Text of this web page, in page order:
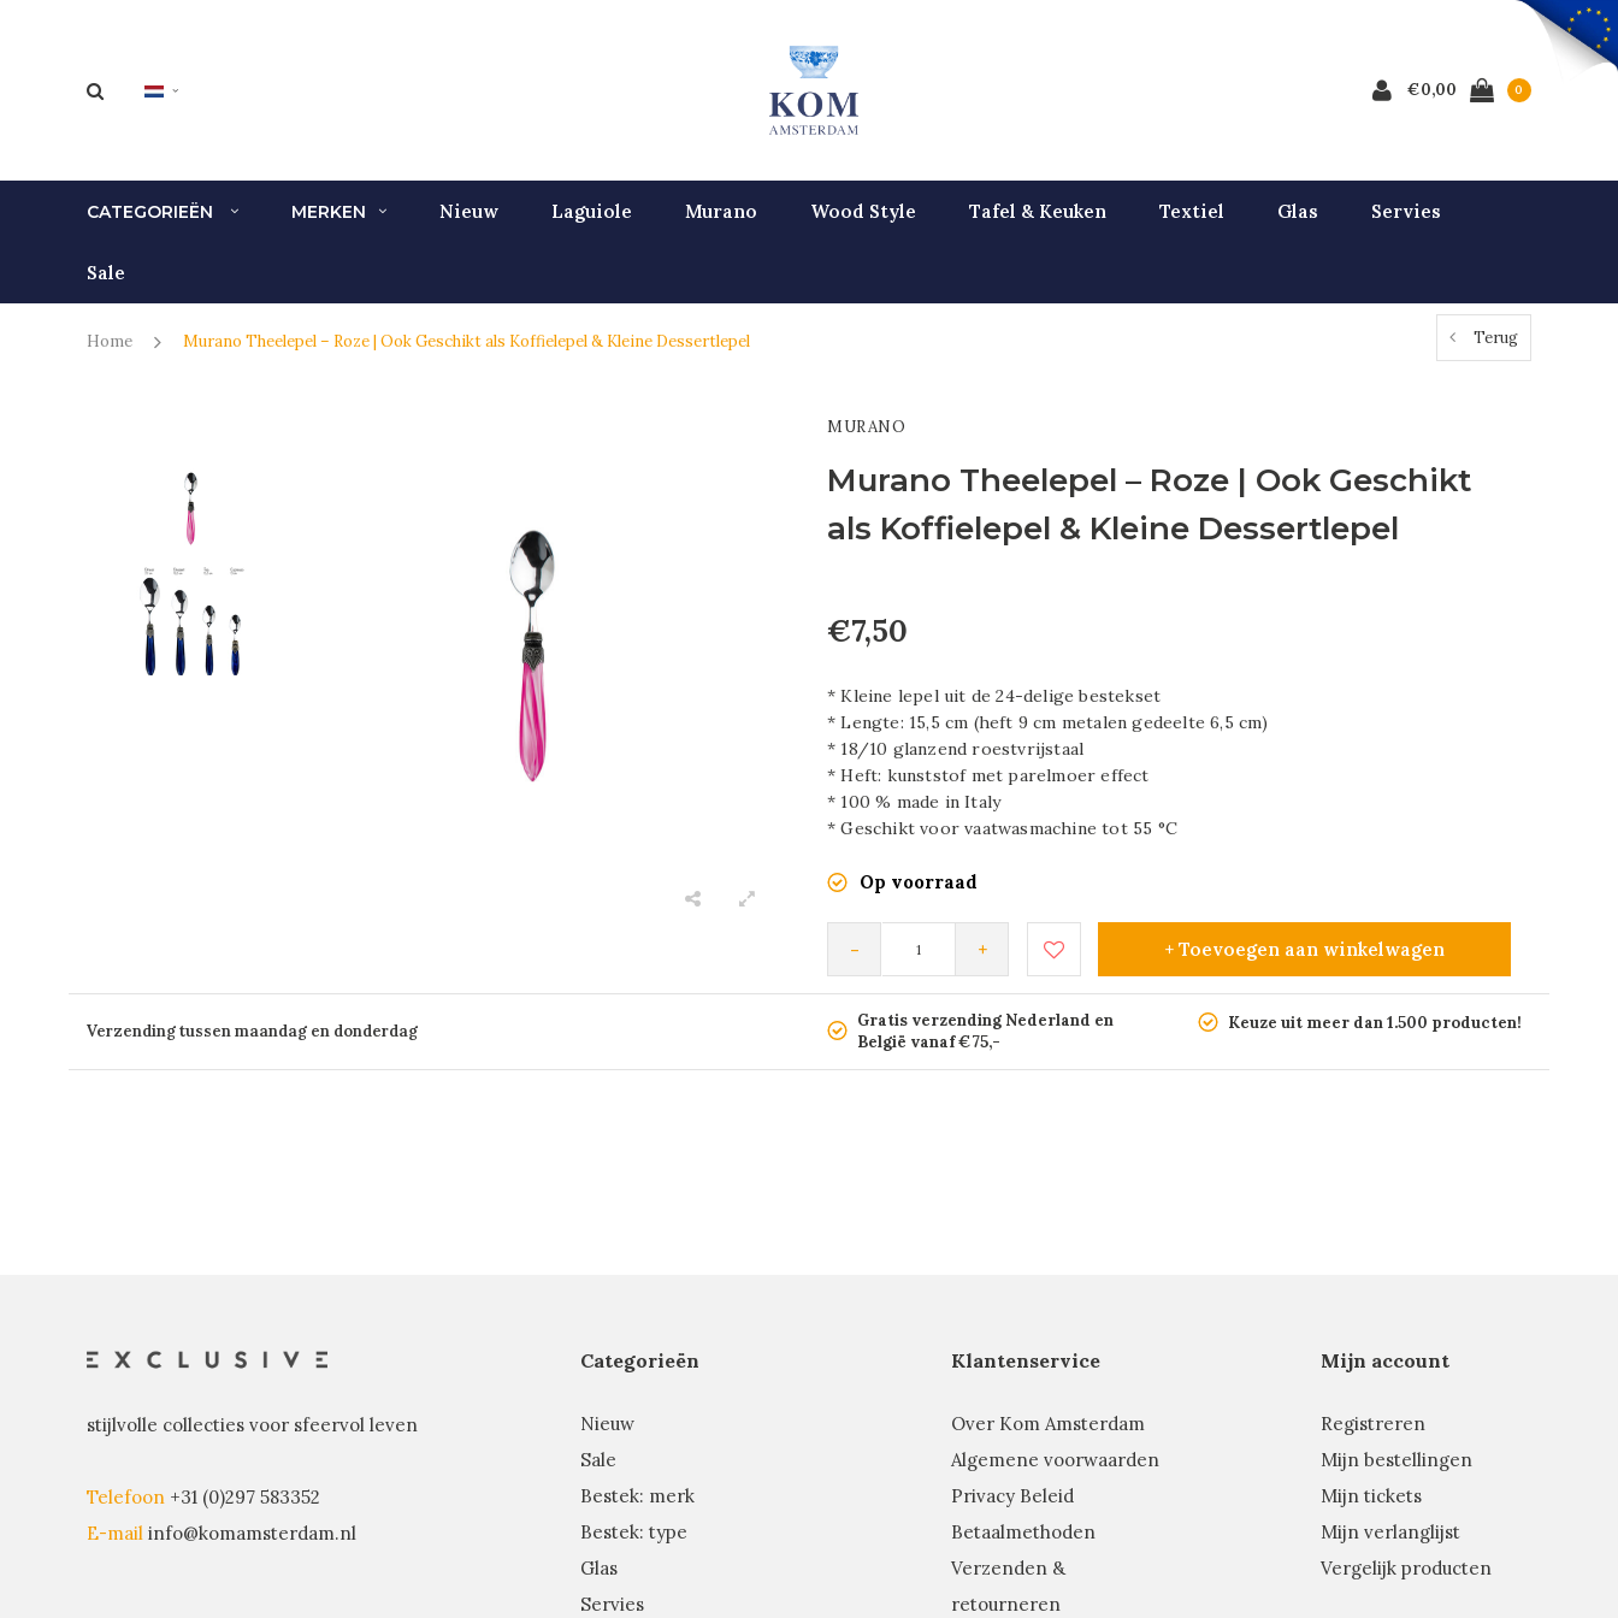
€0,00 0
CATEGORIEËN MERKEN Nieuw Laguiole Murano Wood Style Tafel & Keuken Textiel Glas Servies
Sale
Home Murano Theelepel – Roze | Ook Geschikt als Koffielepel & Kleine Dessertlepel Terug
MURANO
Murano Theelepel – Roze | Ook Geschikt
als Koffielepel & Kleine Dessertlepel
€7,50
* Kleine lepel uit de 24-delige bestekset
* Lengte: 15,5 cm (heft 9 cm metalen gedeelte 6,5 cm)
* 18/10 glanzend roestvrijstaal
* Heft: kunststof met parelmoer effect
* 100 % made in Italy
* Geschikt voor vaatwasmachine tot 55 °C
Op voorraad
- + + Toevoegen aan winkelwagen
Verzending tussen maandag en donderdag
Gratis verzending Nederland en
België vanaf €75,-
Keuze uit meer dan 1.500 producten!
stijlvolle collecties voor sfeervol leven
Telefoon +31 (0)297 583352
E-mail info@komamsterdam.nl
Categorieën
Nieuw
Sale
Bestek: merk
Bestek: type
Glas
Servies
Klantenservice
Over Kom Amsterdam
Algemene voorwaarden
Privacy Beleid
Betaalmethoden
Verzenden &
retourneren
Mijn account
Registreren
Mijn bestellingen
Mijn tickets
Mijn verlanglijst
Vergelijk producten